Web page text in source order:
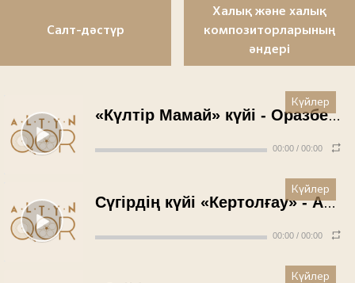
Салт-дәстүр
Халық және халық
композиторларының
әндері
«Күлтір Мамай» күйі - Оразбек Сәрсенұлы (1970 жыл)
00:00 / 00:00
Күйлер
Сүгірдің күйі «Кертолғау» - Атабек Асылбеков (1970 жыл)
00:00 / 00:00
Күйлер
Күйлер